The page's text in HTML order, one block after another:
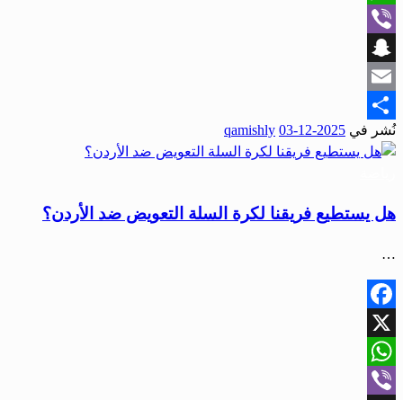
WhatsApp
Viber
Snapchat
Email
Share
نُشر في 2025-12-03
qamishly
هل يستطيع فريقنا لكرة السلة التعويض ضد الأردن؟
…
Facebook
X
WhatsApp